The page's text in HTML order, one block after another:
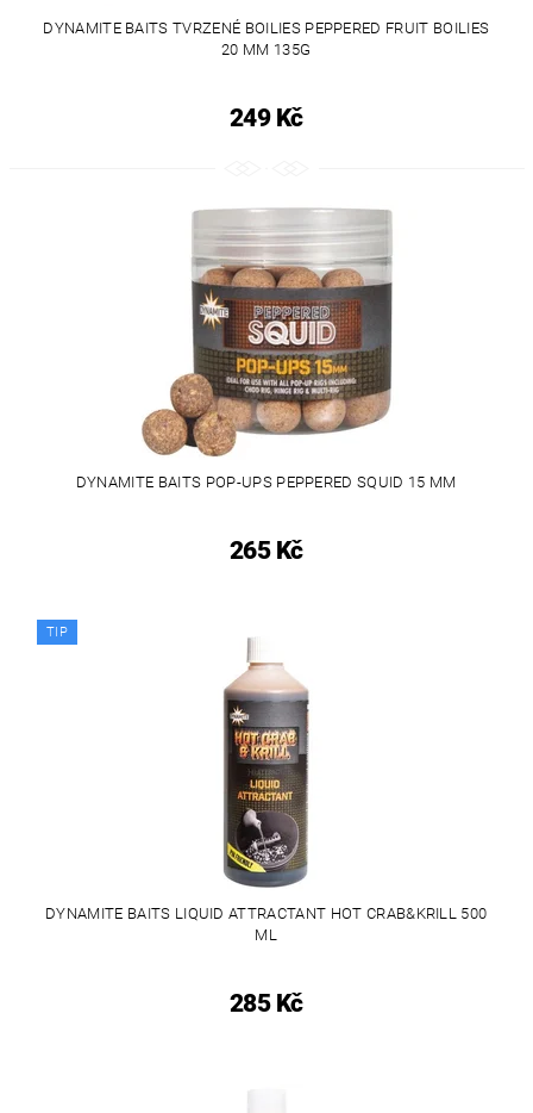
DYNAMITE BAITS TVRZENÉ BOILIES PEPPERED FRUIT BOILIES
20 MM 135G
249 Kč
DYNAMITE BAITS POP-UPS PEPPERED SQUID 15 MM
265 Kč
TIP
DYNAMITE BAITS LIQUID ATTRACTANT HOT CRAB&KRILL 500
ML
285 Kč